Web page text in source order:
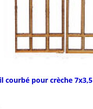
courbé pour crèche 7x3,5